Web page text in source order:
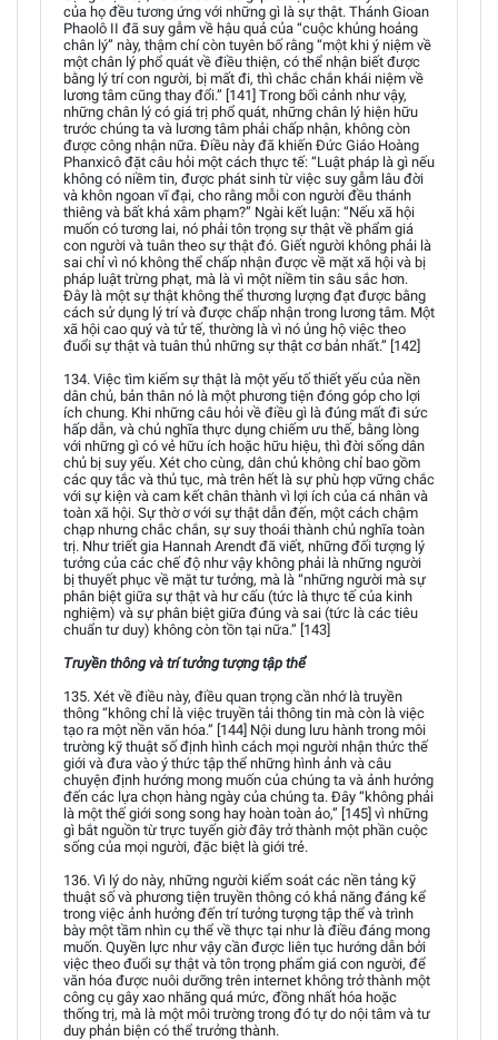
của họ đều tương ứng với những gì là sự thật. Thánh Gioan
Phaolô II đã suy gẫm về hậu quả của “cuộc khủng hoảng
chân lý” này, thậm chí còn tuyên bố rằng “một khi ý niệm về
một chân lý phổ quát về điều thiện, có thể nhận biết được
bằng lý trí con người, bị mất đi, thì chắc chắn khái niệm về
lương tâm cũng thay đổi.” [141] Trong bối cảnh như vậy,
những chân lý có giá trị phổ quát, những chân lý hiện hữu
trước chúng ta và lương tâm phải chấp nhận, không còn
được công nhận nữa. Điều này đã khiến Đức Giáo Hoàng
Phanxicô đặt câu hỏi một cách thực tế: “Luật pháp là gì nếu
không có niềm tin, được phát sinh từ việc suy gẫm lâu đời
và khôn ngoan vĩ đại, cho rằng mỗi con người đều thánh
thiêng và bất khả xâm phạm?” Ngài kết luận: “Nếu xã hội
muốn có tương lai, nó phải tôn trọng sự thật về phẩm giá
con người và tuân theo sự thật đó. Giết người không phải là
sai chỉ vì nó không thể chấp nhận được về mặt xã hội và bị
pháp luật trừng phạt, mà là vì một niềm tin sâu sắc hơn.
Đây là một sự thật không thể thương lượng đạt được bằng
cách sử dụng lý trí và được chấp nhận trong lương tâm. Một
xã hội cao quý và tử tế, thường là vì nó ủng hộ việc theo
đuổi sự thật và tuân thủ những sự thật cơ bản nhất.” [142]
134. Việc tìm kiếm sự thật là một yếu tố thiết yếu của nền
dân chủ, bản thân nó là một phương tiện đóng góp cho lợi
ích chung. Khi những câu hỏi về điều gì là đúng mất đi sức
hấp dẫn, và chủ nghĩa thực dụng chiếm ưu thế, bằng lòng
với những gì có vẻ hữu ích hoặc hữu hiệu, thì đời sống dân
chủ bị suy yếu. Xét cho cùng, dân chủ không chỉ bao gồm
các quy tắc và thủ tục, mà trên hết là sự phù hợp vững chắc
với sự kiện và cam kết chân thành vì lợi ích của cá nhân và
toàn xã hội. Sự thờ ơ với sự thật dẫn đến, một cách chậm
chạp nhưng chắc chắn, sự suy thoái thành chủ nghĩa toàn
trị. Như triết gia Hannah Arendt đã viết, những đối tượng lý
tưởng của các chế độ như vậy không phải là những người
bị thuyết phục về mặt tư tưởng, mà là “những người mà sự
phân biệt giữa sự thật và hư cấu (tức là thực tế của kinh
nghiệm) và sự phân biệt giữa đúng và sai (tức là các tiêu
chuẩn tư duy) không còn tồn tại nữa.” [143]
Truyền thông và trí tưởng tượng tập thể
135. Xét về điều này, điều quan trọng cần nhớ là truyền
thông “không chỉ là việc truyền tải thông tin mà còn là việc
tạo ra một nền văn hóa.” [144] Nội dung lưu hành trong môi
trường kỹ thuật số định hình cách mọi người nhận thức thế
giới và đưa vào ý thức tập thể những hình ảnh và câu
chuyện định hướng mong muốn của chúng ta và ảnh hưởng
đến các lựa chọn hàng ngày của chúng ta. Đây “không phải
là một thế giới song song hay hoàn toàn ảo,” [145] vì những
gì bắt nguồn từ trực tuyến giờ đây trở thành một phần cuộc
sống của mọi người, đặc biệt là giới trẻ.
136. Vì lý do này, những người kiểm soát các nền tảng kỹ
thuật số và phương tiện truyền thông có khả năng đáng kể
trong việc ảnh hưởng đến trí tưởng tượng tập thể và trình
bày một tầm nhìn cụ thể về thực tại như là điều đáng mong
muốn. Quyền lực như vậy cần được liên tục hướng dẫn bởi
việc theo đuổi sự thật và tôn trọng phẩm giá con người, để
văn hóa được nuôi dưỡng trên internet không trở thành một
công cụ gây xao nhãng quá mức, đồng nhất hóa hoặc
thống trị, mà là một môi trường trong đó tự do nội tâm và tư
duy phản biện có thể trưởng thành.